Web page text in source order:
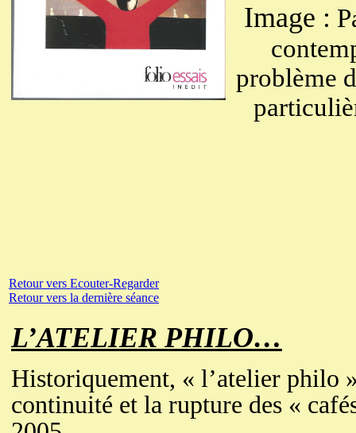
Image :
problème
Retour vers Ecouter-Regarder
Retour vers la dernière séance
L’ATELIER PHILO…
Historiquement, « l’atelier philo
continuité et la rupture des «